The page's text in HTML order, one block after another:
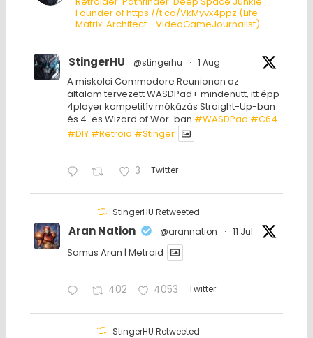
Founder of https://t.co/VkMyvx4ppz (Life
Matrix: Architect - VideoGameJournalist)
StingerHU @stingerhu · 1 Aug
A miskolci Commodore Reunionon az
általam tervezett WASDPad+ mindenütt, itt épp
4player kompetitív mókázás Straight-Up-ban
és 4-es Wizard of Wor-ban #WASDPad #C64
#DIY #Retroid #Stinger
3 Twitter
StingerHU Retweeted
Aran Nation @arannation · 11 Jul
Samus Aran | Metroid
402 4053 Twitter
StingerHU Retweeted